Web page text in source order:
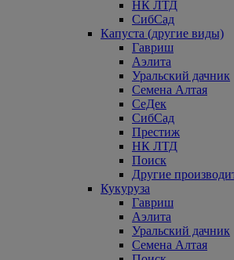
НК ЛТД
СибСад
Капуста (другие виды)
Гавриш
Аэлита
Уральский дачник
Семена Алтая
СеДек
СибСад
Престиж
НК ЛТД
Поиск
Другие
Кукуруза
Гавриш
Аэлита
Уральский дачник
Семена Алтая